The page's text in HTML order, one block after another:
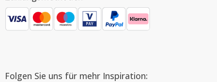
Folgen Sie uns für mehr Inspiration: